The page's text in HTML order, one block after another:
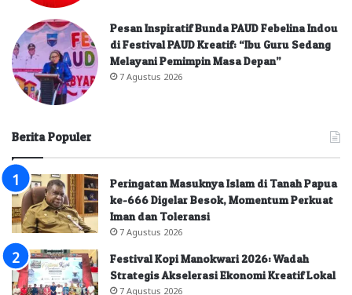
Pesan Inspiratif Bunda PAUD Febelina Indou
di Festival PAUD Kreatif: “Ibu Guru Sedang
Melayani Pemimpin Masa Depan”
7 Agustus 2026
Berita Populer
Peringatan Masuknya Islam di Tanah Papua
ke-666 Digelar Besok, Momentum Perkuat
Iman dan Toleransi
7 Agustus 2026
Festival Kopi Manokwari 2026: Wadah
Strategis Akselerasi Ekonomi Kreatif Lokal
7 Agustus 2026